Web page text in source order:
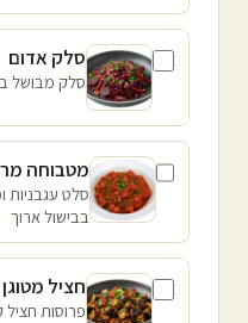
סלק אדום
סלק מבושל
מטבוחה
סלט עגבניות
בבישול ארוך
חציל מטוגן
פרוסות